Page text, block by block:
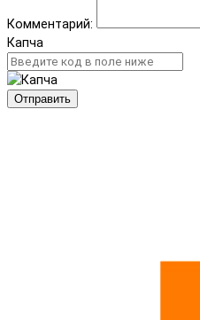
Комментарий:
Капча
Отправить